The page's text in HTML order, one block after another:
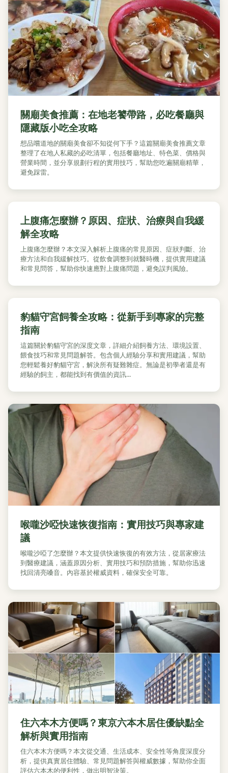
關廟美食推薦：在地老饕帶路，必吃餐廳與
隱藏版小吃全攻略
想品嚐道地的關廟美食卻不知從何下手？這篇關廟美食推薦文章
整理了在地人私藏的必吃清單，包括餐廳地址、特色菜、價格與
營業時間，並分享規劃行程的實用技巧，幫助您吃遍關廟精華，
避免踩雷。
上腹痛怎麼辦？原因、症狀、治療與自我緩
解全攻略
上腹痛怎麼辦？本文深入解析上腹痛的常見原因、症狀判斷、治
療方法和自我緩解技巧。從飲食調整到就醫時機，提供實用建議
和常見問答，幫助你快速應對上腹痛問題，避免誤判風險。
豹貓守宮飼養全攻略：從新手到專家的完整
指南
這篇關於豹貓守宮的深度文章，詳細介紹飼養方法、環境設置、
餵食技巧和常見問題解答。包含個人經驗分享和實用建議，幫助
您輕鬆養好豹貓守宮，解決所有疑難雜症。無論是初學者還是有
經驗的飼主，都能找到有價值的資訊...
喉嚨沙啞快速恢復指南：實用技巧與專家建
議
喉嚨沙啞了怎麼辦？本文提供快速恢復的有效方法，從居家療法
到醫療建議，涵蓋原因分析、實用技巧和預防措施，幫助你迅速
找回清亮嗓音。內容基於權威資料，確保安全可靠。
住六本木方便嗎？東京六本木居住優缺點全
解析與實用指南
住六本木方便嗎？本文從交通、生活成本、安全性等角度深度分
析，提供真實居住體驗、常見問題解答與權威數據，幫助你全面
評估六本木的便利性，做出明智決策。